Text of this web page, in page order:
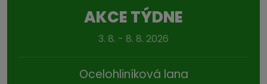
AKCE TÝDNE
3. 8. - 8. 8. 2026
Ocelohliníková lana